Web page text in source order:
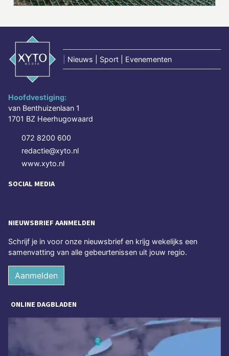
Nieuws | Sport | Evenementen
Hoofdvestiging:
van Benthuizenlaan 1
1701 BZ Heerhugowaard
072 8200 600
redactie@xyto.nl
www.xyto.nl
SOCIAL MEDIA
NIEUWSBRIEF AANMELDEN
Schrijf je in voor onze nieuwsbrief en krijg wekelijks een
samenvatting van alle gebeurtenissen uit jouw regio.
Aanmelden
ONLINE DAGBLADEN